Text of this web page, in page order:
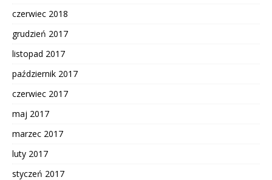
czerwiec 2018
grudzień 2017
listopad 2017
październik 2017
czerwiec 2017
maj 2017
marzec 2017
luty 2017
styczeń 2017